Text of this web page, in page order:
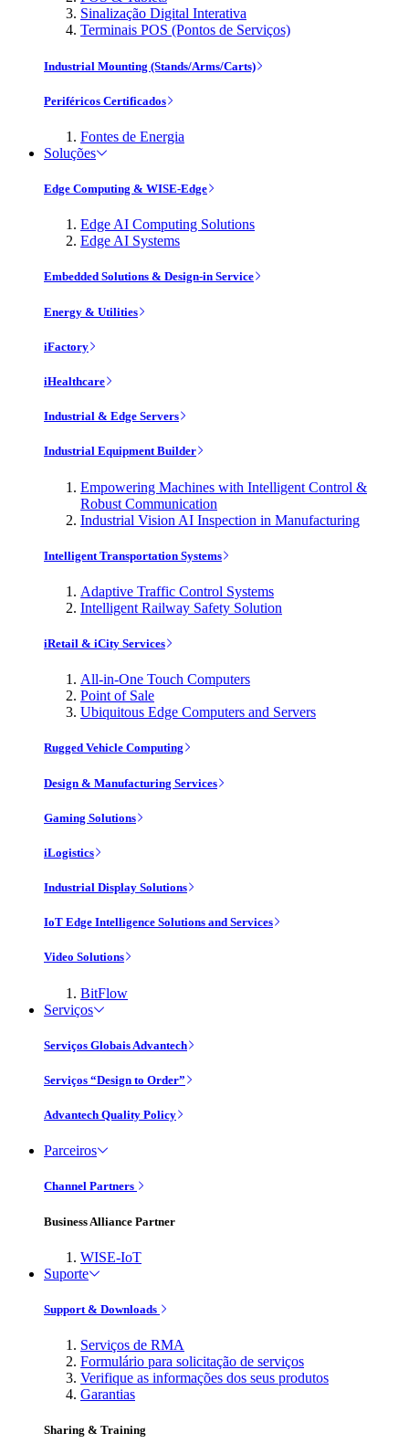
Sinalização Digital Interativa
Terminais POS (Pontos de Serviços)
Industrial Mounting (Stands/Arms/Carts)
Periféricos Certificados
Fontes de Energia
Soluções
Edge Computing & WISE-Edge
Edge AI Computing Solutions
Edge AI Systems
Embedded Solutions & Design-in Service
Energy & Utilities
iFactory
iHealthcare
Industrial & Edge Servers
Industrial Equipment Builder
Empowering Machines with Intelligent Control &
Robust Communication
Industrial Vision AI Inspection in Manufacturing
Intelligent Transportation Systems
Adaptive Traffic Control Systems
Intelligent Railway Safety Solution
iRetail & iCity Services
All-in-One Touch Computers
Point of Sale
Ubiquitous Edge Computers and Servers
Rugged Vehicle Computing
Design & Manufacturing Services
Gaming Solutions
iLogistics
Industrial Display Solutions
IoT Edge Intelligence Solutions and Services
Video Solutions
BitFlow
Serviços
Serviços Globais Advantech
Serviços “Design to Order”
Advantech Quality Policy
Parceiros
Channel Partners
Business Alliance Partner
WISE-IoT
Suporte
Support & Downloads
Serviços de RMA
Formulário para solicitação de serviços
Verifique as informações dos seus produtos
Garantias
Sharing & Training